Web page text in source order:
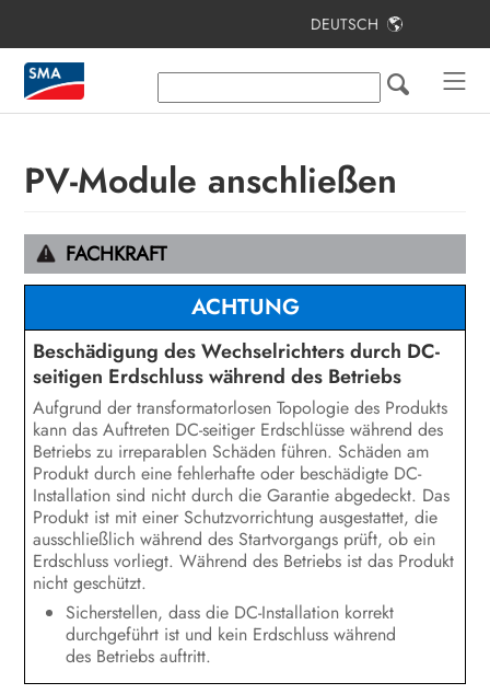
DEUTSCH
PV-Module anschließen
FACHKRAFT
ACHTUNG
Beschädigung des Wechselrichters durch DC-
seitigen Erdschluss während des Betriebs
Aufgrund der transformatorlosen Topologie des Produkts
kann das Auftreten DC-seitiger Erdschlüsse während des
Betriebs zu irreparablen Schäden führen. Schäden am
Produkt durch eine fehlerhafte oder beschädigte DC-
Installation sind nicht durch die Garantie abgedeckt. Das
Produkt ist mit einer Schutzvorrichtung ausgestattet, die
ausschließlich während des Startvorgangs prüft, ob ein
Erdschluss vorliegt. Während des Betriebs ist das Produkt
nicht geschützt.
Sicherstellen, dass die DC-Installation korrekt
durchgeführt ist und kein Erdschluss während
des Betriebs auftritt.
Inhaltsverzeichnis
Hinweise zu diesem Dokument
Lieferumfang
Zusätzlich benötigte Materialien und
Hilfsmittel
Produktübersicht
Montage und Anschlussvorbereitung
Elektrischer Anschluss
Inbetriebnahme
Bedienung
Wechselrichter spannungsfrei
schalten
Produkt reinigen
Fehlersuche